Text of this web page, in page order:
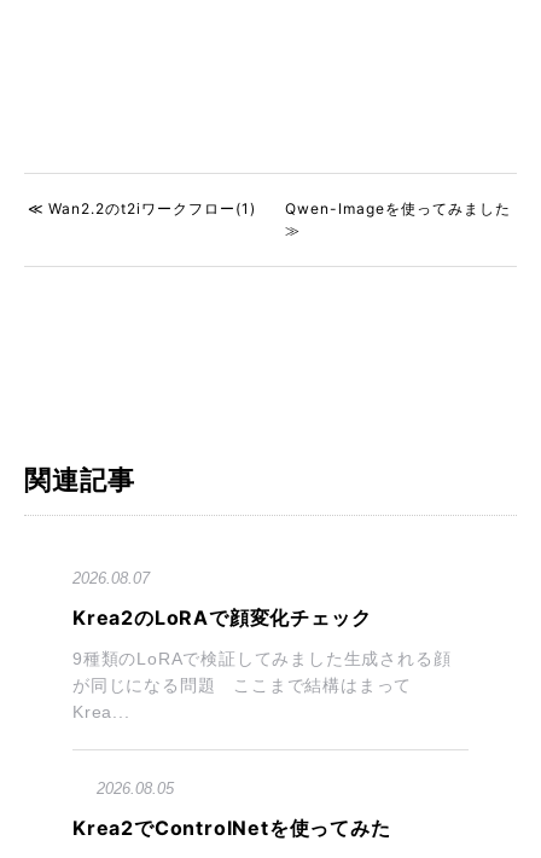
≪ Wan2.2のt2iワークフロー(1)
Qwen-Imageを使ってみました
≫
関連記事
2026.08.07
Krea2のLoRAで顔変化チェック
9種類のLoRAで検証してみました生成される顔
が同じになる問題 ここまで結構はまって
Krea...
2026.08.05
Krea2でControlNetを使ってみた